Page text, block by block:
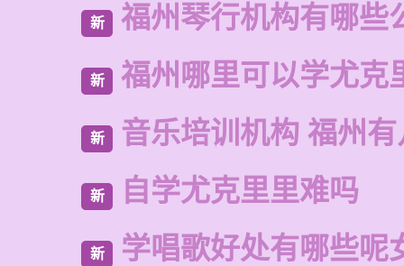
新 福州琴行机构有哪些
新 福州哪里可以学尤克
新 音乐培训机构 福州
新 自学尤克里里难吗
新 学唱歌好处有哪些呢